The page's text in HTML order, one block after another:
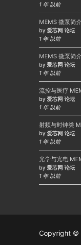
1 年 以前
MEMS 微泵简
by 爱芯网 论坛
1 年 以前
MEMS 微泵简
by 爱芯网 论坛
1 年 以前
流控与医疗
by 爱芯网 论坛
1 年 以前
射频与时钟类
by 爱芯网 论坛
1 年 以前
光学与光电
by 爱芯网 论坛
1 年 以前
Copyright ©